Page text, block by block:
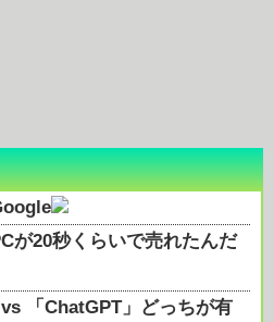
が20秒くらいで売れたんだ
「ChatGPT」どっちが有